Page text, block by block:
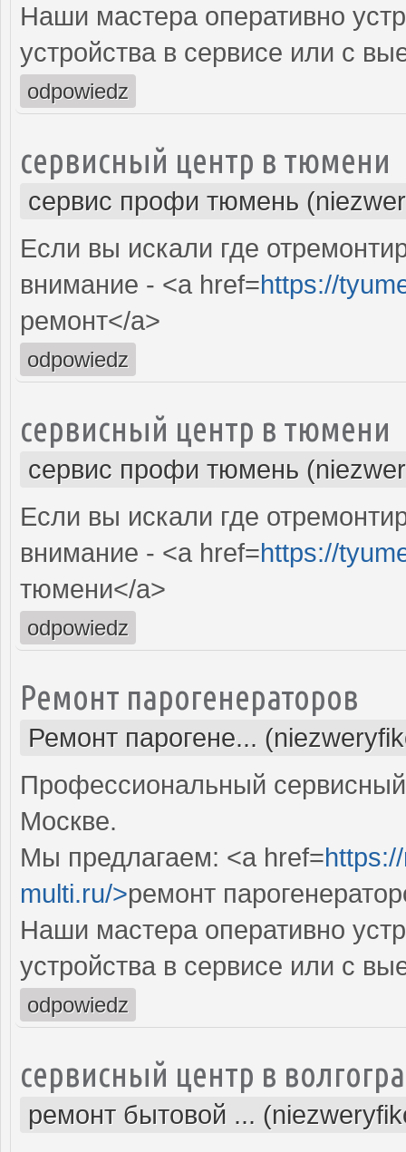
Наши мастера оперативно
устройства в сервисе или с
odpowiedz
сервисный центр в тюмени
сервис профи тюмень
Если вы искали где
внимание - <a href=https://
ремонт</a>
odpowiedz
сервисный центр в тюмени
сервис профи тюмень
Если вы искали где
внимание - <a href=https://
тюмени</a>
odpowiedz
Ремонт парогенераторов
Ремонт парогене...
Профессиональный
Москве.
Мы предлагаем: <a href=
multi.ru/>ремонт
Наши мастера оперативно
устройства в сервисе или с
odpowiedz
сервисный центр в
ремонт бытовой ...